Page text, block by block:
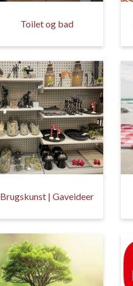
Toilet og bad
Brugskunst | Gaveideer